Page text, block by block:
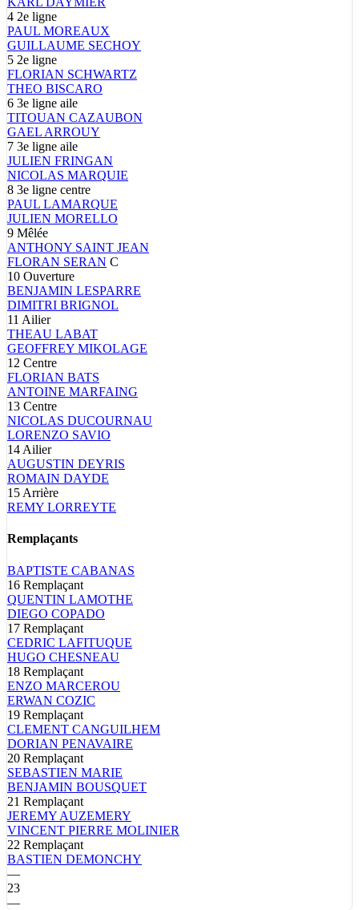
4 2e ligne
PAUL MOREAUX
GUILLAUME SECHOY
5 2e ligne
FLORIAN SCHWARTZ
THEO BISCARO
6 3e ligne aile
TITOUAN CAZAUBON
GAEL ARROUY
7 3e ligne aile
JULIEN FRINGAN
NICOLAS MARQUIE
8 3e ligne centre
PAUL LAMARQUE
JULIEN MORELLO
9 Mêlée
ANTHONY SAINT JEAN
FLORAN SERAN C
10 Ouverture
BENJAMIN LESPARRE
DIMITRI BRIGNOL
11 Ailier
THEAU LABAT
GEOFFREY MIKOLAGE
12 Centre
FLORIAN BATS
ANTOINE MARFAING
13 Centre
NICOLAS DUCOURNAU
LORENZO SAVIO
14 Ailier
AUGUSTIN DEYRIS
ROMAIN DAYDE
15 Arrière
REMY LORREYTE
Remplaçants
BAPTISTE CABANAS
16 Remplaçant
QUENTIN LAMOTHE
DIEGO COPADO
17 Remplaçant
CEDRIC LAFITUQUE
HUGO CHESNEAU
18 Remplaçant
ENZO MARCEROU
ERWAN COZIC
19 Remplaçant
CLEMENT CANGUILHEM
DORIAN PENAVAIRE
20 Remplaçant
SEBASTIEN MARIE
BENJAMIN BOUSQUET
21 Remplaçant
JEREMY AUZEMERY
VINCENT PIERRE MOLINIER
22 Remplaçant
BASTIEN DEMONCHY
—
23
—